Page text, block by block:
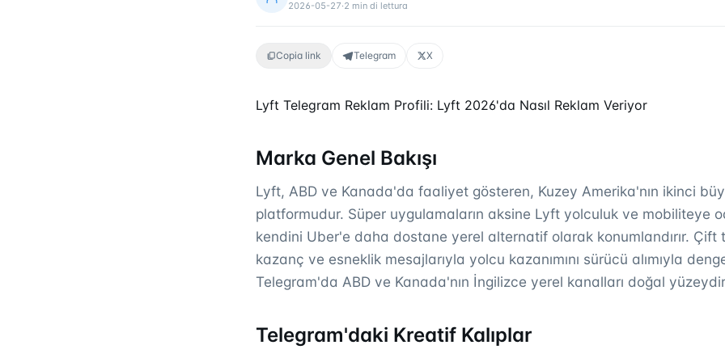
2026-05-27·2 min di lettura
Copia link Telegram X
Lyft Telegram Reklam Profili: Lyft 2026'da Nasıl Reklam Veriyor
Marka Genel Bakışı
Lyft, ABD ve Kanada'da faaliyet gösteren, Kuzey Amerika'nın ikinci
platformudur. Süper uygulamaların aksine Lyft yolculuk ve mobiliteye
kendini Uber'e daha dostane yerel alternatif olarak konumlandırır. Çift
kazanç ve esneklik mesajlarıyla yolcu kazanımını sürücü alımıyla
Telegram'da ABD ve Kanada'nın İngilizce yerel kanalları doğal
Telegram'daki Kreatif Kalıplar